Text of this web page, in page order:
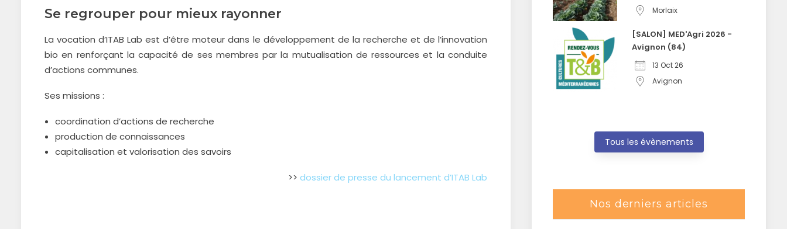
Se regrouper pour mieux rayonner
La vocation d’ITAB Lab est d’être moteur dans le développement de la recherche et de l’innovation
bio en renforçant la capacité de ses membres par la mutualisation de ressources et la conduite
d’actions communes.
Ses missions :
coordination d’actions de recherche
production de connaissances
capitalisation et valorisation des savoirs
>> dossier de presse du lancement d’ITAB Lab
Morlaix
[SALON] MED'Agri 2026 -
Avignon (84)
13 Oct 26
Avignon
Tous les évènements
Nos derniers articles